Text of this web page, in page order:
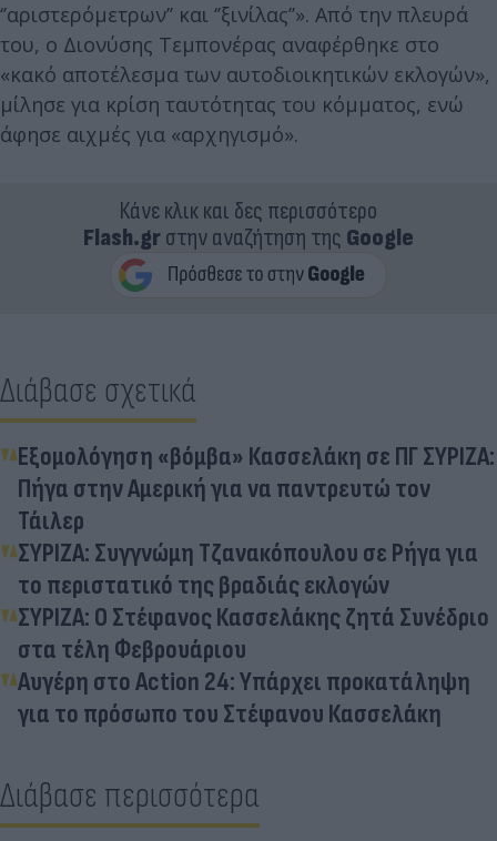
‘’αριστερόμετρων’’ και ‘’ξινίλας’’». Από την πλευρά
του, ο Διονύσης Τεμπονέρας αναφέρθηκε στο
«κακό αποτέλεσμα των αυτοδιοικητικών εκλογών»,
μίλησε για κρίση ταυτότητας του κόμματος, ενώ
άφησε αιχμές για «αρχηγισμό».
Κάνε κλικ και δες περισσότερο
Flash.grστην αναζήτηση της Google
Διάβασε σχετικά
Εξομολόγηση «βόμβα» Κασσελάκη σε ΠΓ ΣΥΡΙΖΑ:
Πήγα στην Αμερική για να παντρευτώ τον
Τάιλερ
ΣΥΡΙΖΑ: Συγγνώμη Τζανακόπουλου σε Ρήγα για
το περιστατικό της βραδιάς εκλογών
ΣΥΡΙΖΑ: Ο Στέφανος Κασσελάκης ζητά Συνέδριο
στα τέλη Φεβρουάριου
Αυγέρη στο Action 24: Υπάρχει προκατάληψη
για το πρόσωπο του Στέφανου Κασσελάκη
Διάβασε περισσότερα